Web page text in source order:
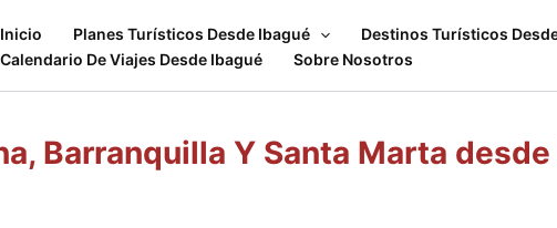
Inicio Planes Turísticos Desde Ibagué Destinos Turísticos
Calendario De Viajes Desde Ibagué
Sobre Nosotros
Barranquilla Y Santa Marta